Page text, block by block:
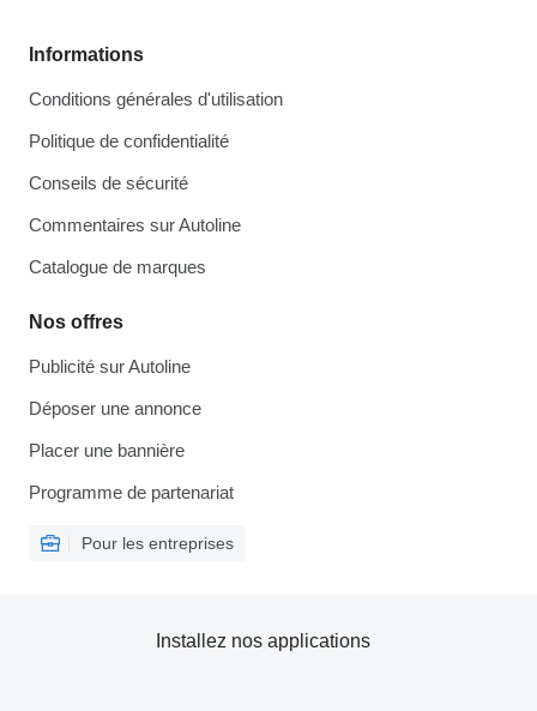
Informations
Conditions générales d'utilisation
Politique de confidentialité
Conseils de sécurité
Commentaires sur Autoline
Catalogue de marques
Nos offres
Publicité sur Autoline
Déposer une annonce
Placer une bannière
Programme de partenariat
Pour les entreprises
Installez nos applications